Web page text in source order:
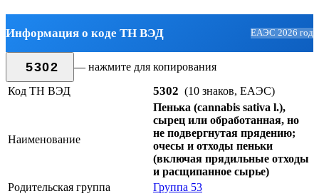
Информация о коде ТН ВЭД ЕАЭС 2026 год
5302
— нажмите для копирования
Код ТН ВЭД
5302 (10 знаков, ЕАЭС)
Наименование
Пенька (cannabis sativa l.),
сырец или обработанная, но
не подвергнутая прядению;
очесы и отходы пеньки
(включая прядильные отходы
и расщипанное сырье)
Родительская группа
Группа 53